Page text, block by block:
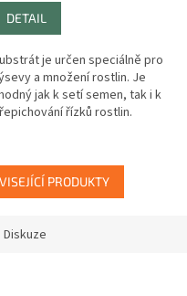
DETAIL
je určen speciálně pro
a množení rostlin. Je
jak k setí semen, tak i k
řízků rostlin.
PRODUKTY
Diskuze